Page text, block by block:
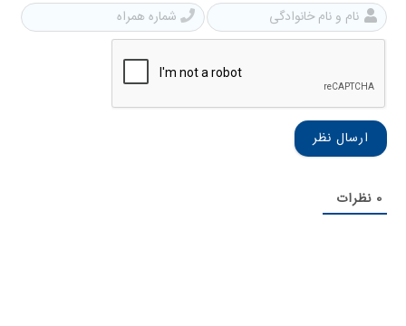
نام
و
نام
0 نظرات